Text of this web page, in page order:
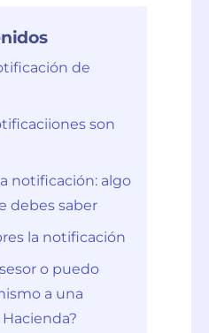
de
son
notificación: algo
debes saber
la notificación
o puedo
a una